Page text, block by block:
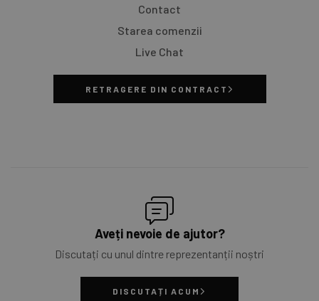
Contact
Starea comenzii
Live Chat
RETRAGERE DIN CONTRACT
Aveți nevoie de ajutor?
Discutați cu unul dintre reprezentanții noștri
DISCUTAȚI ACUM